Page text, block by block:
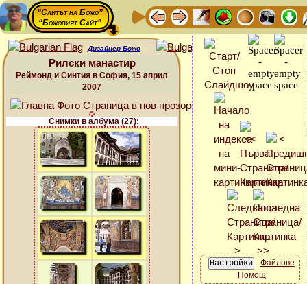
“Сайтът на Божо”
“Божовият Сайт”
Дизайнер Божо
Рилски манастир
Реймонд и Синтия в София, 15 април
2007
Снимки в албума (27):
Файлове
Помощ